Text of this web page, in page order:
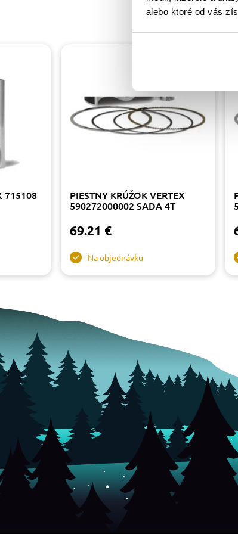
alebo ktoré od vás
715108
PIESTNY KRÚŽOK VERTEX
590272000002 SADA 4T
69.21 €
Na objednávku